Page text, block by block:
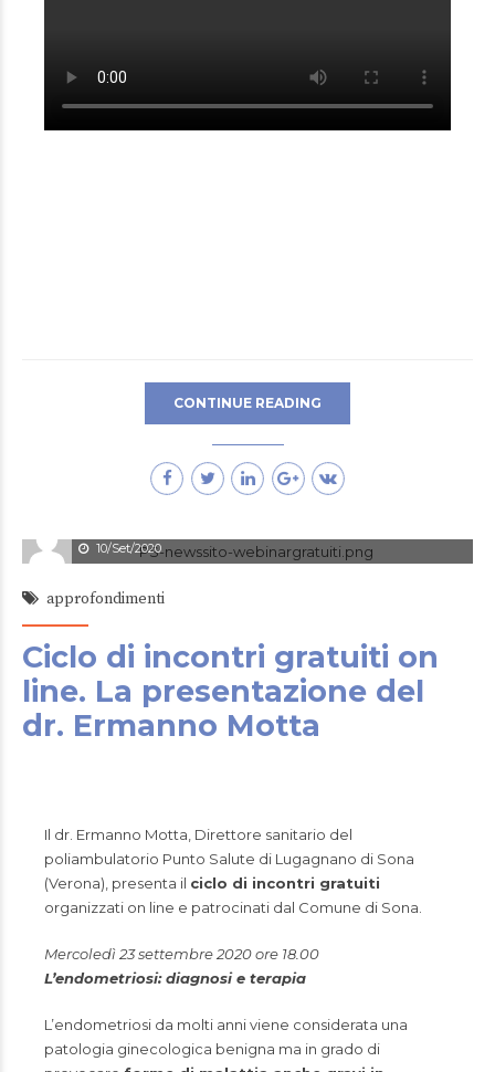
CONTINUE READING
10/Set/2020
approfondimenti
Ciclo di incontri gratuiti on
line. La presentazione del
dr. Ermanno Motta
Il dr. Ermanno Motta, Direttore sanitario del
poliambulatorio Punto Salute di Lugagnano di Sona
(Verona), presenta il ciclo di incontri gratuiti
organizzati on line e patrocinati dal Comune di Sona.
Mercoledì 23 settembre 2020 ore 18.00
L’endometriosi: diagnosi e terapia
L’endometriosi da molti anni viene considerata una
patologia ginecologica benigna ma in grado di